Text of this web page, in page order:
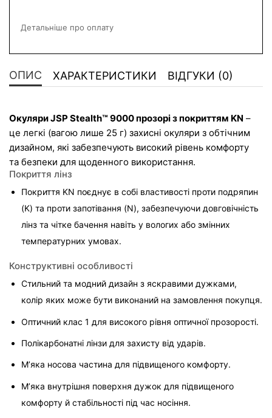
Детальніше про оплату
ОПИС ХАРАКТЕРИСТИКИ ВІДГУКИ (0)
Окуляри JSP Stealth™ 9000 прозорі з покриттям KN –
це легкі (вагою лише 25 г) захисні окуляри з обтічним
дизайном, які забезпечують високий рівень комфорту
та безпеки для щоденного використання.
Покриття лінз
Покриття KN поєднує в собі властивості проти подряпин
(K) та проти запотівання (N), забезпечуючи довговічність
лінз та чітке бачення навіть у вологих або змінних
температурних умовах.
Конструктивні особливості
Стильний та модний дизайн з яскравими дужками,
колір яких може бути виконаний на замовлення покупця.
Оптичний клас 1 для високого рівня оптичної прозорості.
Полікарбонатні лінзи для захисту від ударів.
М’яка носова частина для підвищеного комфорту.
М’яка внутрішня поверхня дужок для підвищеного
комфорту й стабільності під час носіння.